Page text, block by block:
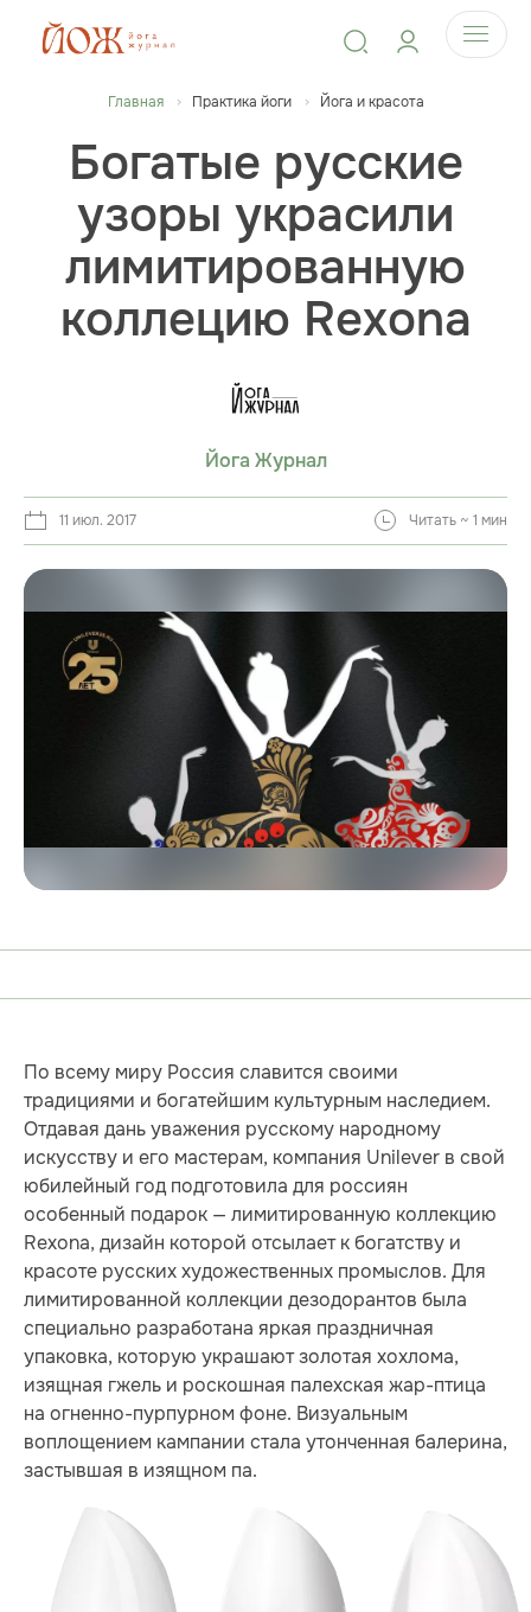
Главная Практика йоги Йога и красота
Богатые русские
узоры украсили
лимитированную
коллецию Rexona
Йога Журнал
11 июл. 2017 Читать ~ 1 мин
По всему миру Россия славится своими
традициями и богатейшим культурным наследием.
Отдавая дань уважения русскому народному
искусству и его мастерам, компания Unilever в свой
юбилейный год подготовила для россиян
особенный подарок — лимитированную коллекцию
Rexona, дизайн которой отсылает к богатству и
красоте русских художественных промыслов. Для
лимитированной коллекции дезодорантов была
специально разработана яркая праздничная
упаковка, которую украшают золотая хохлома,
изящная гжель и роскошная палехская жар-птица
на огненно-пурпурном фоне. Визуальным
воплощением кампании стала утонченная балерина,
застывшая в изящном па.